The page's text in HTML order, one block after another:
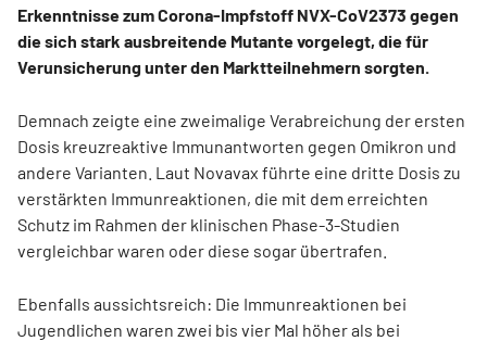
Erkenntnisse zum Corona-Impfstoff NVX-CoV2373 gegen
die sich stark ausbreitende Mutante vorgelegt, die für
Verunsicherung unter den Marktteilnehmern sorgten.
Demnach zeigte eine zweimalige Verabreichung der ersten
Dosis kreuzreaktive Immunantworten gegen Omikron und
andere Varianten. Laut Novavax führte eine dritte Dosis zu
verstärkten Immunreaktionen, die mit dem erreichten
Schutz im Rahmen der klinischen Phase-3-Studien
vergleichbar waren oder diese sogar übertrafen.
Ebenfalls aussichtsreich: Die Immunreaktionen bei
Jugendlichen waren zwei bis vier Mal höher als bei